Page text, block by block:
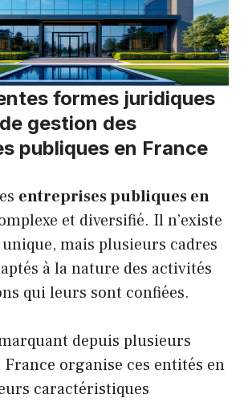
formes juridiques
gestion des
publiques en France
entreprises publiques en
et diversifié. Il n’existe
mais plusieurs cadres
à la nature des activités
qui leurs sont confiées.
depuis plusieurs
France organise ces entités en
caractéristiques